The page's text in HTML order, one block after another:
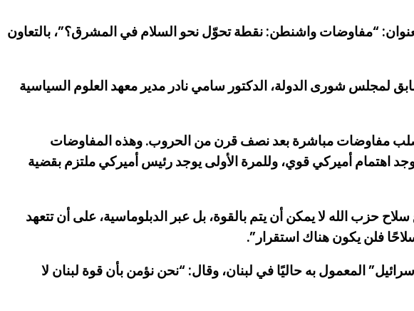
“مفاوضات واشنطن: نقطة تحوّل نحو السلام في المشرق؟”، بالتعاون
لمجلس شورى الدولة، الدكتور سامي نادر مدير معهد العلوم السياسية
صلب مفاوضات مباشرة بعد نصف قرن من الحروب. وهذه المفاوضات
اهتمام أميركي قوي، وللمرة الأولى يوجد رئيس أميركي ملتزم بقضية
حزب الله لا يمكن أن يتم بالقوة، بل عبر الدبلوماسية، على أن تتعهد
فلن يكون هناك استقرار”.
المعمول به حاليًا في لبنان، وقال: “نحن نؤمن بأن قوة لبنان لا